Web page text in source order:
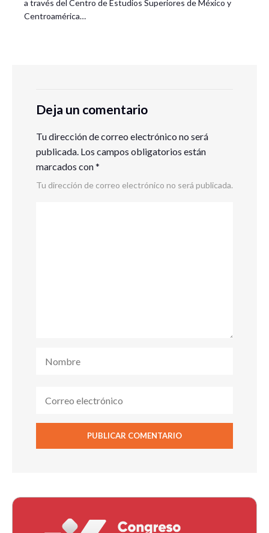
a través del Centro de Estudios Superiores de México y
Centroamérica…
Deja un comentario
Tu dirección de correo electrónico no será
publicada. Los campos obligatorios están
marcados con*
Tu dirección de correo electrónico no será publicada.